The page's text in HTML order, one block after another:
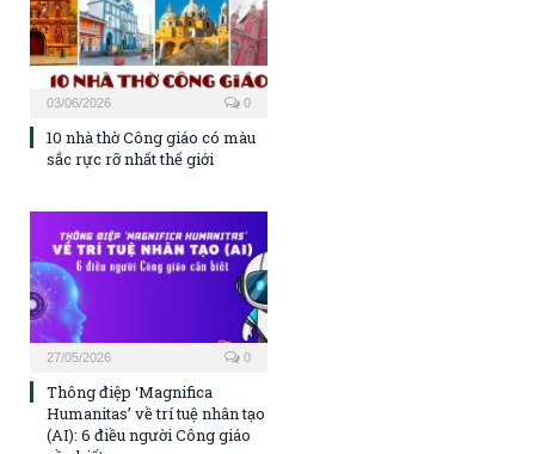
03/06/2026 0
10 nhà thờ Công giáo có màu
sắc rực rỡ nhất thế giới
27/05/2026 0
Thông điệp ‘Magnifica
Humanitas’ về trí tuệ nhân tạo
(AI): 6 điều người Công giáo